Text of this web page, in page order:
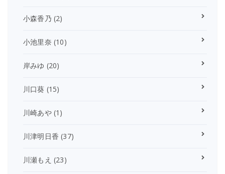
小森香乃 (2)
小池里奈 (10)
岸みゆ (20)
川口葵 (15)
川崎あや(1)
川津明日香 (37)
川瀬もえ (23)